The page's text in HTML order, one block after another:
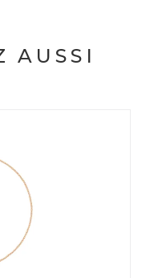
AUSSI